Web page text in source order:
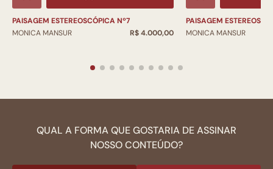
PAISAGEM ESTEREOSCÓPICA Nº7
MONICA MANSUR
R$ 4.000,00
PAISAGEM
MONICA MANSUR
QUAL A FORMA QUE GOSTARIA DE ASSINAR
NOSSO CONTEÚDO?